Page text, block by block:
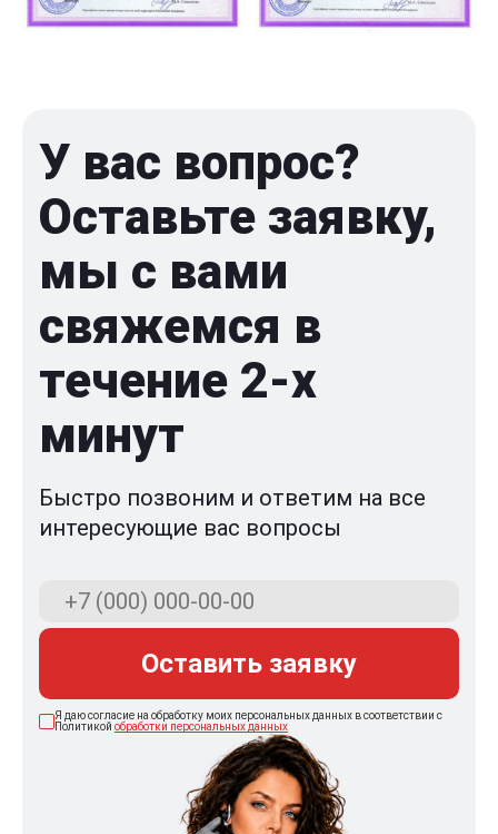
У вас вопрос?
Оставьте заявку,
мы с вами
свяжемся в
течение 2-x
минут
Быстро позвоним и ответим на все
интересующие вас вопросы
Оставить заявку
Я даю согласие на обработку моих персональных данных в соответствии с
Политикой обработки персональных данных